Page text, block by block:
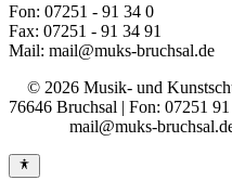
Fon: 07251 - 91 34 0
Fax: 07251 - 91 34 91
Mail: mail@muks-bruchsal.de
© 2026 Musik- und
76646 Bruchsal | Fon: 07251
mail@muks-